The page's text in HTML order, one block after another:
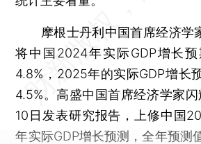
摩根士丹利中国首席经济学
将中国2024年实际GDP增长
4.8%，2025年的实际GDP增长
4.5%。高盛中国首席经济学家
10日发表研究报告，上修中国
年实际GDP增长预测，全年预测